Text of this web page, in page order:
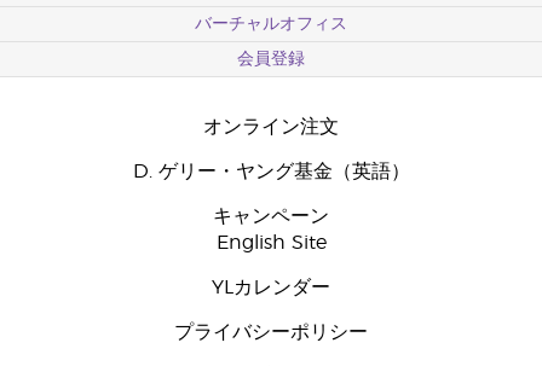
バーチャルオフィス
会員登録
オンライン注文
D. ゲリー・ヤング基金（英語）
キャンペーン
English Site
YLカレンダー
プライバシーポリシー